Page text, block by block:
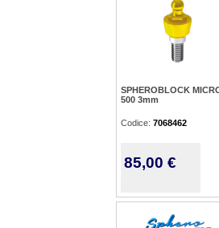
SPHEROBLOCK
500 3mm
Codice: 7068462
85,00 €